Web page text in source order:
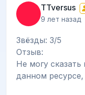
TTversus
9 лет назад
Звёзды: 3/5
Отзыв:
Не могу сказать
данном ресурсе,